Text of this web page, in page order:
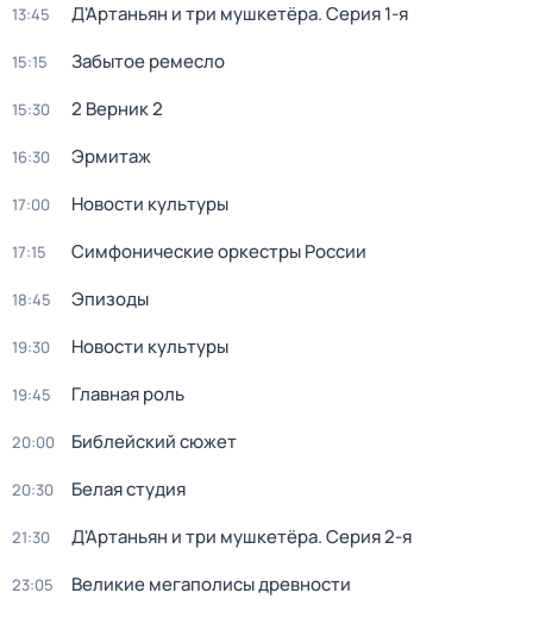
13:45 Д'Артаньян и три мушкетёра. Серия 1-я
15:15 Забытое ремесло
15:30 2 Верник 2
16:30 Эрмитаж
17:00 Новости культуры
17:15 Симфонические оркестры России
18:45 Эпизоды
19:30 Новости культуры
19:45 Главная роль
20:00 Библейский сюжет
20:30 Белая студия
21:30 Д'Артаньян и три мушкетёра. Серия 2-я
23:05 Великие мегаполисы древности